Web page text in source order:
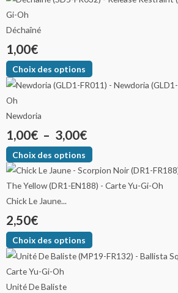
Déchaîné
1,00€
Choix des options
Newdoria
1,00€ – 3,00€
Choix des options
Chick Le Jaune...
2,50€
Choix des options
Unité De Baliste